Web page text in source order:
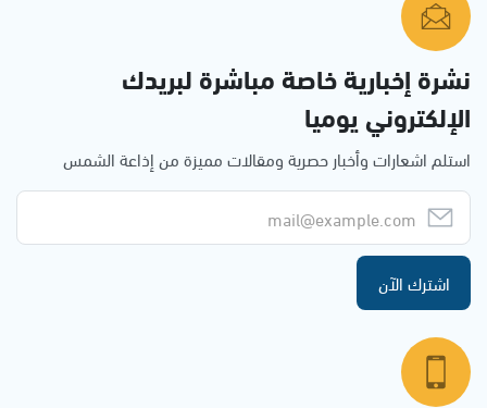
نشرة إخبارية خاصة مباشرة لبريدك
الإلكتروني يوميا
استلم اشعارات وأخبار حصرية ومقالات مميزة من إذاعة الشمس
اشترك الآن